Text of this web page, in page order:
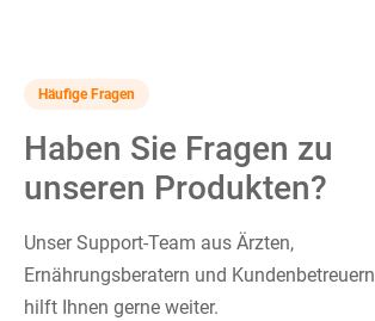
Häufige Fragen
Haben Sie Fragen zu
unseren Produkten?
Unser Support-Team aus Ärzten,
Ernährungsberatern und Kundenbetreuern
hilft Ihnen gerne weiter.